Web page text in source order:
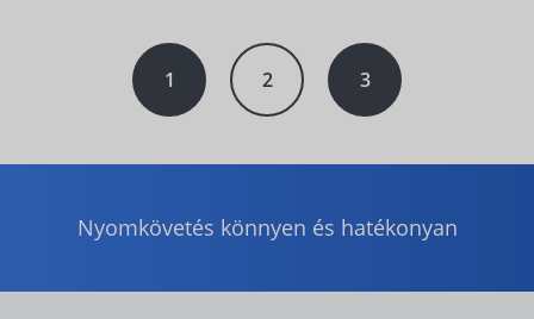
1 2 3
Nyomkövetés könnyen és hatékonyan